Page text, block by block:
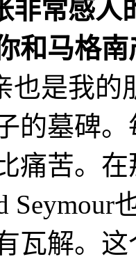
非常感人
和马格
也是我
的墓碑
痛苦。
瓦解。